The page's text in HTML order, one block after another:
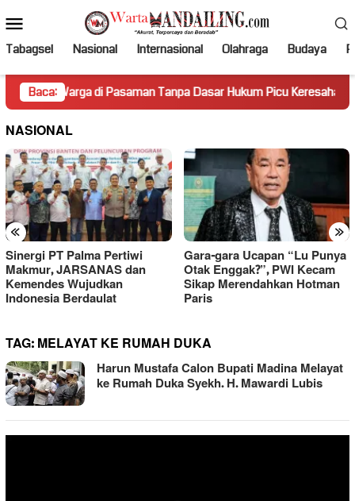
ke
kontenMobile
Tabagsel Nasional Internasional Olahraga Budaya
Baca:
Warga di Pasaman Tanpa Dasar Hukum Picu Keresahan
NASIONAL
« »
Sinergi PT Palma Pertiwi
Makmur, JARSANAS dan
Kemendes Wujudkan
Indonesia Berdaulat
Gara-gara Ucapan “Lu Punya
Otak Enggak?”, PWI Kecam
Sikap Merendahkan Hotman
Paris
TAG:MELAYAT KE RUMAH DUKA
Harun Mustafa Calon Bupati Madina Melayat
ke Rumah Duka Syekh. H. Mawardi Lubis